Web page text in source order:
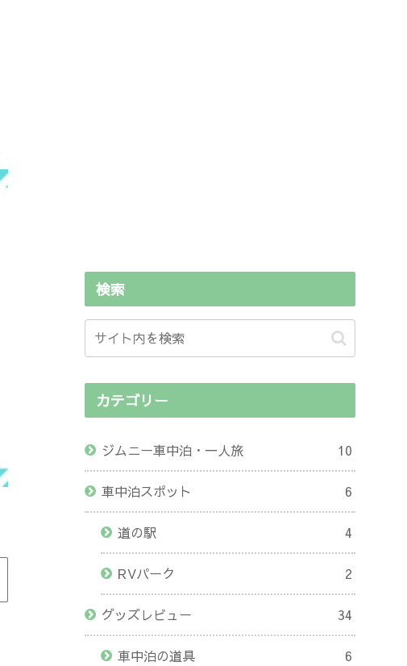
検索
カテゴリー
ジムニー車中泊・一人旅 10
車中泊スポット 6
道の駅 4
RVパーク 2
グッズレビュー 34
車中泊の道具 6